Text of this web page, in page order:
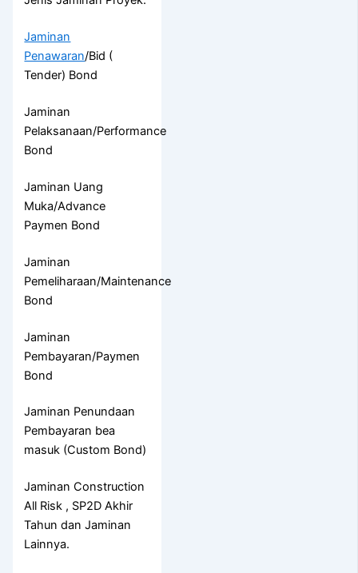
Jaminan
Penawaran/Bid (
Tender) Bond
Jaminan
Pelaksanaan/Performance
Bond
Jaminan Uang
Muka/Advance
Paymen Bond
Jaminan
Pemeliharaan/Maintenance
Bond
Jaminan
Pembayaran/Paymen
Bond
Jaminan Penundaan
Pembayaran bea
masuk (Custom Bond)
Jaminan Construction
All Risk , SP2D Akhir
Tahun dan Jaminan
Lainnya.